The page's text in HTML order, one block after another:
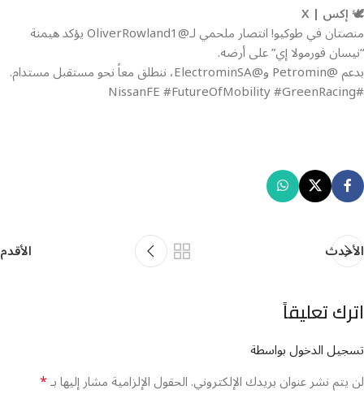
🕊️إكس | X
منصتان في طوكيو! انتصار ملحمي لـ@OliverRowland1 يؤكد هيمنة
“نيسان فورمولا إي” على أرضه.
بدعم @Petromin و@ElectrominSA، ننطلق معاً نحو مستقبل مستدام.
#NissanFE #FutureOfMobility #GreenRacing
الأحدث الأقدم
اترك تعليقاً
تسجيل الدخول بواسطة
لن يتم نشر عنوان بريدك الإلكتروني.الحقول الإلزامية مشار إليها بـ*